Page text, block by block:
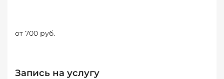
от 700 руб.
Запись на услугу